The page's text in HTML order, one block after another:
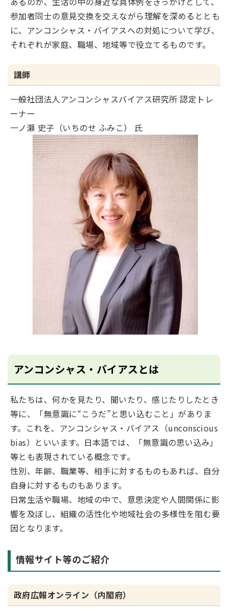
参加者同士の意見交換を交えながら理解を深めるととも
に、アンコンシャス・バイアスへの対処について学び、
それぞれが家庭、職場、地域等で役立てるものです。
講師
一般社団法人アンコンシャスバイアス研究所 認定トレ
ーナー
一ノ瀬 史子（いちのせ ふみこ） 氏
アンコンシャス・バイアスとは
私たちは、何かを見たり、聞いたり、感じたりしたとき
等に、「無意識に“こうだ”と思い込むこと」がありま
す。これを、アンコンシャス・バイアス（unconscious
bias）といいます。日本語では、「無意識の思い込み」
等とも表現されている概念です。
性別、年齢、職業等、相手に対するものもあれば、自分
自身に対するものもあります。
日常生活や職場、地域の中で、意思決定や人間関係に影
響を及ぼし、組織の活性化や地域社会の多様性を阻む要
因となります。
情報サイト等のご紹介
政府広報オンライン（内閣府）